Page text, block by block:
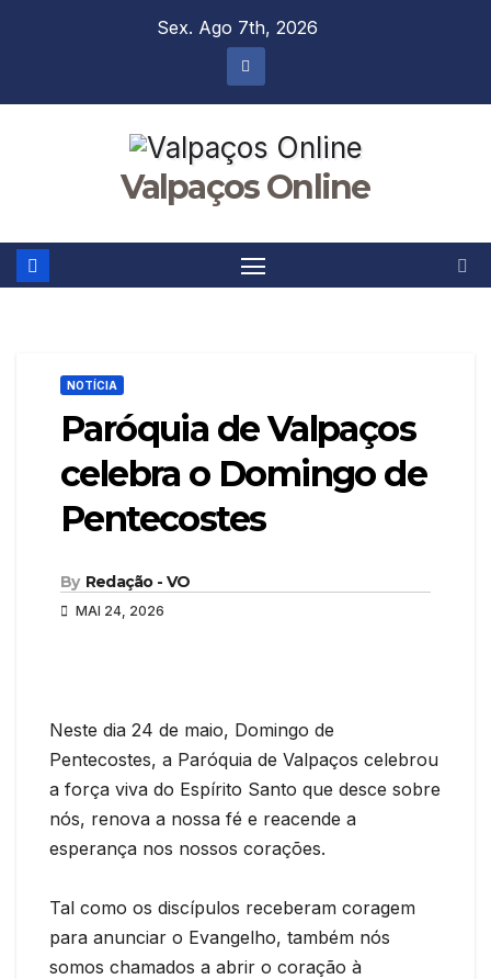
Sex. Ago 7th, 2026
Valpaços Online
NOTÍCIA
Paróquia de Valpaços
celebra o Domingo de
Pentecostes
By Redação - VO
MAI 24, 2026
Neste dia 24 de maio, Domingo de
Pentecostes, a Paróquia de Valpaços celebrou
a força viva do Espírito Santo que desce sobre
nós, renova a nossa fé e reacende a
esperança nos nossos corações.
Tal como os discípulos receberam coragem
para anunciar o Evangelho, também nós
somos chamados a abrir o coração à